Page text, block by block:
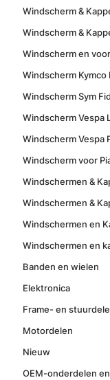
Windscherm &
Windscherm &
Windscherm en
Windscherm Kymco
Windscherm Sym
Windscherm Vespa
Windscherm Vespa
Windscherm voor
Windschermen &
Windschermen &
Windschermen en
Windschermen en
Banden en wielen
Elektronica
Frame- en
Motordelen
Nieuw
OEM-onderdelen